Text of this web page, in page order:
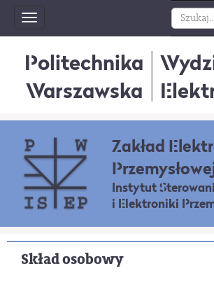
Toggle
navigation
Politechnika
Warszawska
Zakład
Instytut
i Elektroniki
Skład osobowy